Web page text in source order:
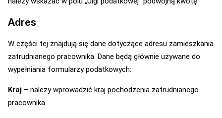
Adres
W części tej znajdują się dane dotyczące adresu zamieszkania
zatrudnianego pracownika. Dane będą głównie używane do
wypełniania formularzy podatkowych:
Kraj – należy wprowadzić kraj pochodzenia zatrudnianego
pracownika.